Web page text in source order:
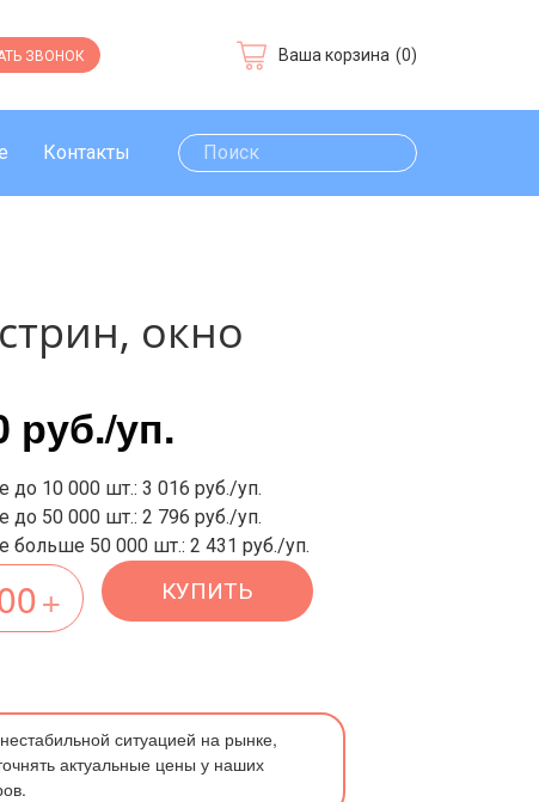
ЗВОНОК Ваша корзина (0)
Контакты
окно
руб./уп.
до 10 000 шт.: 3 016 руб./уп.
до 50 000 шт.: 2 796 руб./уп.
больше 50 000 шт.: 2 431 руб./уп.
КУПИТЬ
ситуацией на рынке,
актуальные цены у наших